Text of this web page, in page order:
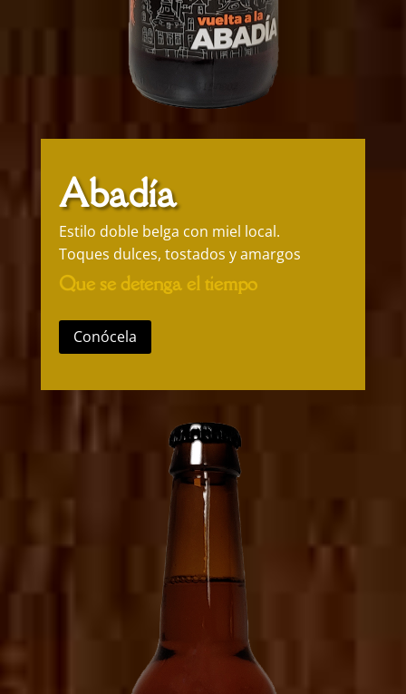
Abadía
Estilo doble belga con miel local.
Toques dulces, tostados y amargos
Que se detenga el tiempo
Conócela